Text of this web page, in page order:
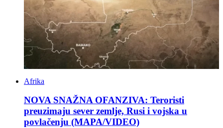
Afrika
NOVA SNAŽNA OFANZIVA: Teroristi
preuzimaju sever zemlje, Rusi i vojska u
povlačenju (MAPA/VIDEO)